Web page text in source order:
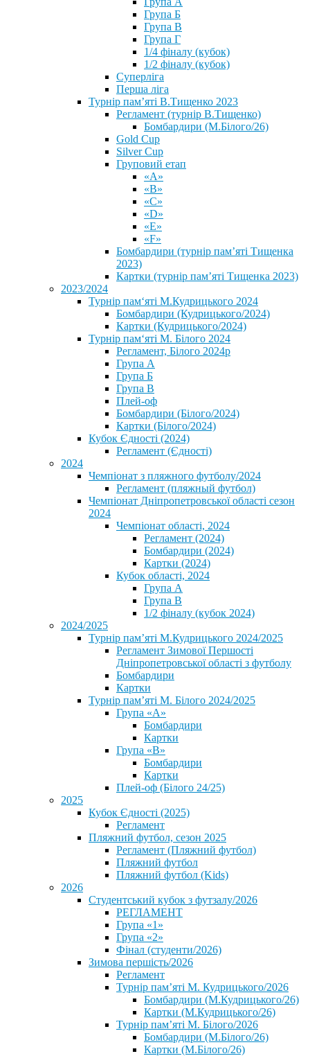
Група Б
Група В
Група Г
1/4 фіналу (кубок)
1/2 фіналу (кубок)
Суперліга
Перша ліга
Турнір пам’яті В.Тищенко 2023
Регламент (турнір В.Тищенко)
Бомбардири (М.Білого/26)
Gold Cup
Silver Cup
Груповий етап
«А»
«В»
«С»
«D»
«Е»
«F»
Бомбардири (турнір пам’яті Тищенка
2023)
Картки (турнір пам’яті Тищенка 2023)
2023/2024
⁨Турнір пам‘яті М.Кудрицького 2024
Бомбардири (Кудрицького/2024)
Картки (Кудрицького/2024)
⁨Турнір пам‘яті М. Білого 2024⁩
Регламент, Білого 2024р
Група А
Група Б
Група В
Плей-оф
Бомбардири (Білого/2024)
Картки (Білого/2024)
Кубок Єдності (2024)
Регламент (Єдності)
2024
Чемпіонат з пляжного футболу/2024
Регламент (пляжный футбол)
Чемпіонат Дніпропетровської області сезон
2024
Чемпіонат області, 2024
Регламент (2024)
Бомбардири (2024)
Картки (2024)
Кубок області, 2024
Група А
Група В
1/2 фіналу (кубок 2024)
2024/2025
Турнір пам’яті М.Кудрицького 2024/2025
Регламент Зимової Першості
Дніпропетровської області з футболу
Бомбардири
Картки
Турнір пам’яті М. Білого 2024/2025
Група «А»
Бомбардири
Картки
Група «В»
Бомбардири
Картки
Плей-оф (Білого 24/25)
2025
Кубок Єдності (2025)
Регламент
Пляжний футбол, сезон 2025
Регламент (Пляжний футбол)
Пляжний футбол
Пляжний футбол (Kids)
2026
Студентський кубок з футзалу/2026
РЕГЛАМЕНТ
Група «1»
Група «2»
Фінал (студенти/2026)
⁨Зимова першість/2026⁩
Регламент
Турнір пам’яті М. Кудрицького/2026
Бомбардири (М.Кудрицького/26)
Картки (М.Кудрицького/26)
Турнір пам’яті М. Білого/2026
Бомбардири (М.Білого/26)
Картки (М.Білого/26)